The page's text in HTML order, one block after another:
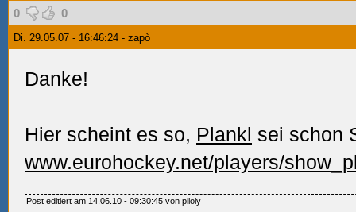
0 0
Di. 29.05.07 - 16:46:24 - zapò
Danke!
Hier scheint es so, Plankl sei schon
www.eurohockey.net/players/
Post editiert am 14.06.10 - 09:30:45 von piloly